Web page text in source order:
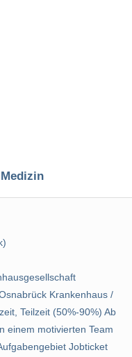
Krankenhaus /
Teilzeit (50%-90%) Ab
einem motivierten Team
Jobticket